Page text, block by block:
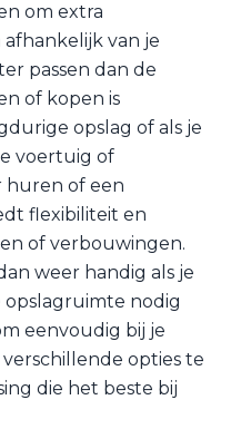
om extra
van je
passen dan de
of kopen is
opslag of als je
voertuig of
huren of een
flexibiliteit en
of verbouwingen.
weer handig als je
nodig
eenvoudig bij je
opties te
die het beste bij